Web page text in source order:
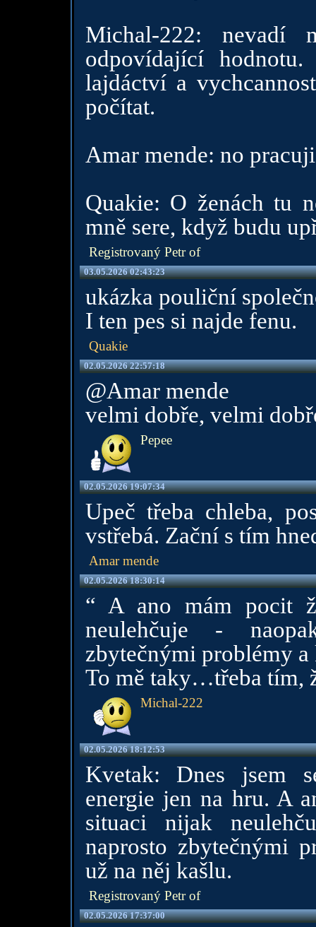
Michal-222:
odpovídající
lajdáctví a
počítat.
Amar mende: no
Quakie: O ženách tu
mně sere, když budu
Registrovaný Petr of
03.05.2026 02:43:23
ukázka pouliční
I ten pes si najde fenu.
Quakie
02.05.2026 22:57:18
@Amar mende
velmi dobře, velmi
Pepee
02.05.2026 19:07:34
Upeč třeba chleba,
vstřebá. Zační s tím
Amar mende
02.05.2026 18:30:14
“ A ano mám pocit
neulehčuje -
zbytečnými problémy
To mě taky…třeba tím,
Michal-222
02.05.2026 18:12:53
Kvetak: Dnes jsem
energie jen na hru. A
situaci nijak
naprosto zbytečnými
už na něj kašlu.
Registrovaný Petr of
02.05.2026 17:37:00